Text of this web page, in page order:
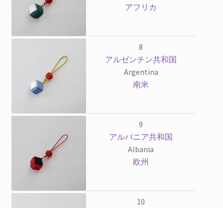
アフリカ
8
アルゼンチン共和国
Argentina
南米
9
アルバニア共和国
Albania
欧州
10